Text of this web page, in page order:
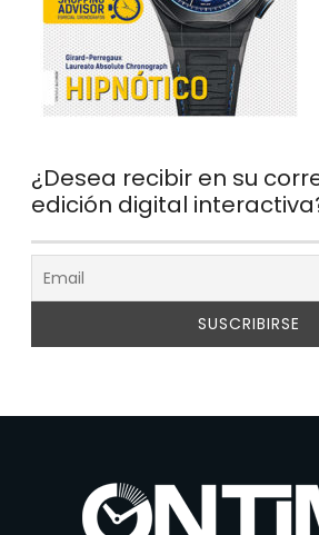
¿Desea recibir en su
edición digital